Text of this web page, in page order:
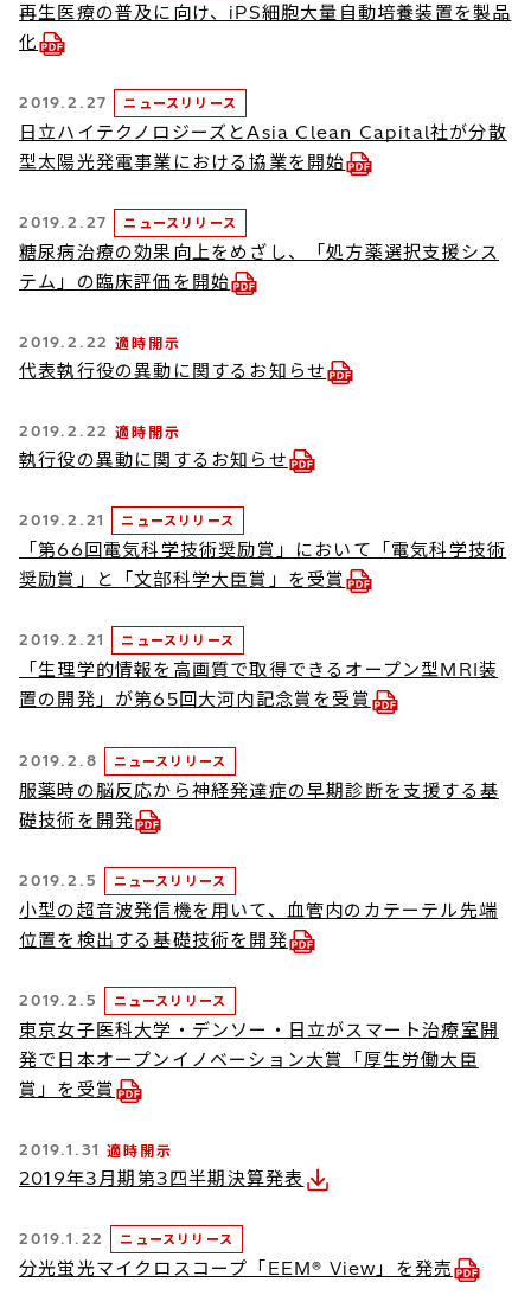
再生医療の普及に向け、iPS細胞大量自動培養装置を製品
化
2019.2.27 ニュースリリース
日立ハイテクノロジーズとAsia Clean Capital社が分散
型太陽光発電事業における協業を開始
2019.2.27 ニュースリリース
糖尿病治療の効果向上をめざし、「処方薬選択支援シス
テム」の臨床評価を開始
2019.2.22 適時開示
代表執行役の異動に関するお知らせ
2019.2.22 適時開示
執行役の異動に関するお知らせ
2019.2.21 ニュースリリース
「第66回電気科学技術奨励賞」において「電気科学技術
奨励賞」と「文部科学大臣賞」を受賞
2019.2.21 ニュースリリース
「生理学的情報を高画質で取得できるオープン型MRI装
置の開発」が第65回大河内記念賞を受賞
2019.2.8 ニュースリリース
服薬時の脳反応から神経発達症の早期診断を支援する基
礎技術を開発
2019.2.5 ニュースリリース
小型の超音波発信機を用いて、血管内のカテーテル先端
位置を検出する基礎技術を開発
2019.2.5 ニュースリリース
東京女子医科大学・デンソー・日立がスマート治療室開
発で日本オープンイノベーション大賞「厚生労働大臣
賞」を受賞
2019.1.31 適時開示
2019年3月期第3四半期決算発表
2019.1.22 ニュースリリース
分光蛍光マイクロスコープ「EEM® View」を発売